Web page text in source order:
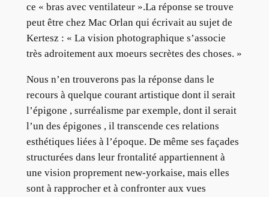
ce « bras avec ventilateur ».La réponse se trouve
peut être chez Mac Orlan qui écrivait au sujet de
Kertesz : « La vision photographique s’associe
très adroitement aux moeurs secrètes des choses. »
Nous n’en trouverons pas la réponse dans le
recours à quelque courant artistique dont il serait
l’épigone , surréalisme par exemple, dont il serait
l’un des épigones , il transcende ces relations
esthétiques liées à l’époque. De même ses façades
structurées dans leur frontalité appartiennent à
une vision proprement new-yorkaise, mais elles
sont à rapprocher et à confronter aux vues